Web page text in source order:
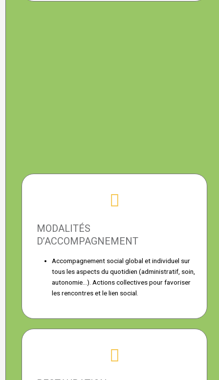
MODALITÉS
D’ACCOMPAGNEMENT
Accompagnement social global et individuel sur
tous les aspects du quotidien (administratif, soin,
autonomie…). Actions collectives pour favoriser
les rencontres et le lien social.